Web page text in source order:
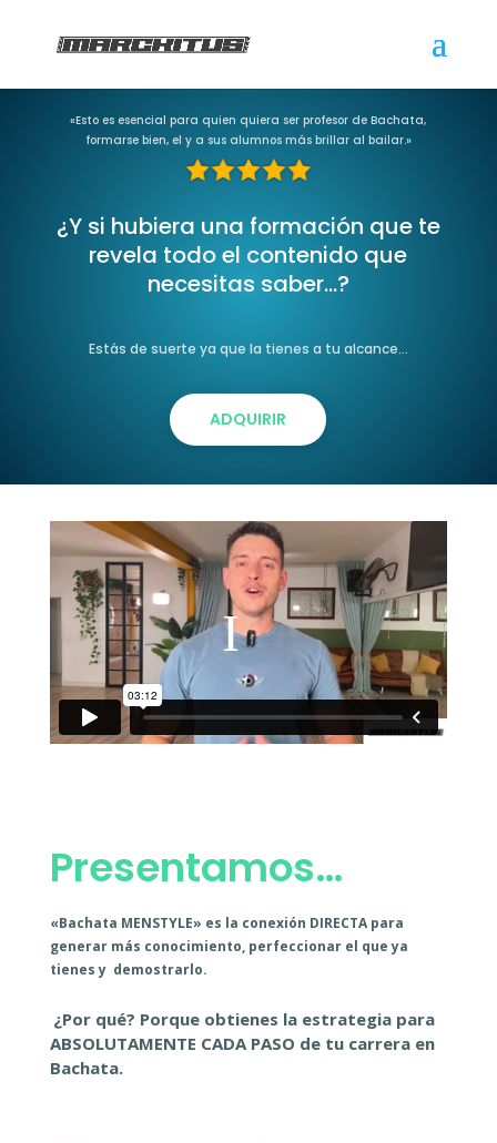
«Esto es esencial para quien quiera ser profesor de Bachata,
formarse bien, el y a sus alumnos más brillar al bailar.»
¿Y si hubiera una formación que te
revela todo el contenido que
necesitas saber…?
Estás de suerte ya que la tienes a tu alcance…
ADQUIRIR
Presentamos…
«Bachata MENSTYLE» es la conexión DIRECTA para
generar más conocimiento, perfeccionar el que ya
tienes y demostrarlo.
¿Por qué? Porque obtienes la estrategia para
ABSOLUTAMENTE CADA PASO de tu carrera en
Bachata.